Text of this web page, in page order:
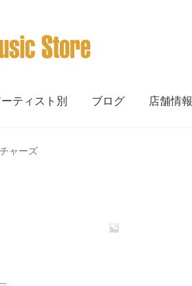
ティスト別 ブログ 店舗情報
ャーズ